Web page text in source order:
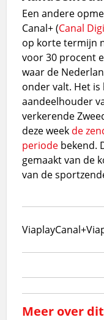
Een andere
Canal+ (Canal
op korte termijn
voor 30 procent
waar de
onder valt. Het
aandeelhouder
verkerende
deze week de
periode bekend.
gemaakt van de
van de
ViaplayCanal+
Meer over